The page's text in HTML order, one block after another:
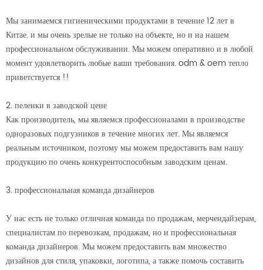
Мы занимаемся гигиеническими продуктами в течение 12 лет в
Китае. и мы очень зрелые не только на объекте, но и на нашем
профессиональном обслуживании. Мы можем оперативно и в любой
момент удовлетворить любые ваши требования. odm & oem тепло
приветствуется !!
2. пеленки в заводской цене
Как производитель, мы являемся профессионалами в производстве
одноразовых подгузников в течение многих лет. Мы являемся
реальным источником, поэтому мы можем предоставить вам нашу
продукцию по очень конкурентоспособным заводским ценам.
3. профессиональная команда дизайнеров
У нас есть не только отличная команда по продажам, мерчендайзерам,
специалистам по перевозкам, продажам, но и профессиональная
команда дизайнеров. Мы можем предоставить вам множество
дизайнов для стиля, упаковки, логотипа, а также помочь составить